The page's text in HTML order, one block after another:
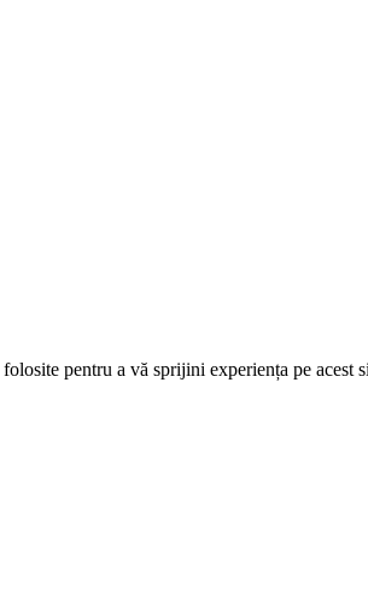
pentru a vă sprijini experiența pe acest